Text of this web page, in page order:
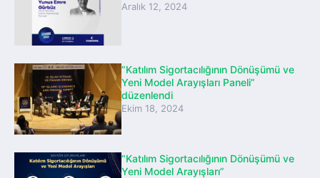
Aralık 12, 2024
“Katılım Sigortacılığının Dönüşümü ve
Yeni Model Arayışları Paneli”
düzenlendi
Ekim 18, 2024
“Katılım Sigortacılığının Dönüşümü ve
Yeni Model Arayışları”